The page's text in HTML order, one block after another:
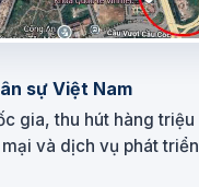
sự Việt Nam
gia, thu hút hàng
và dịch vụ phát